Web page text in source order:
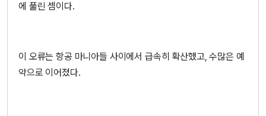
에 풀린 셈이다.
이 오류는 항공 마니아들 사이에서 급속히 확산했고, 수많은 예
약으로 이어졌다.